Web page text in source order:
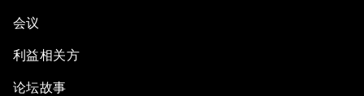
会议
利益相关方
论坛故事